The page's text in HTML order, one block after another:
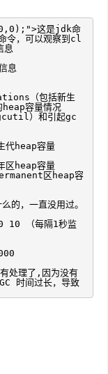
这是jdk命
令，可以观察到cl
息
息
（包括新生
容量情况
）和引起gc
代heap容量
heap容量
区heap容
，一直没用过。
（每隔1秒监
处理了,因为没有
时间过长，导致